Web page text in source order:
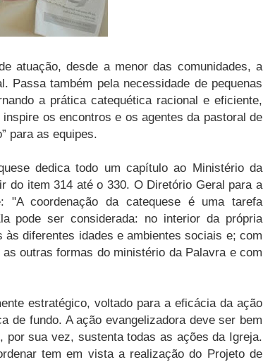
atuação, desde a menor das comunidades, a
Passa também pela necessidade de pequenas
a prática catequética racional e eficiente,
os encontros e os agentes da pastoral de
para as equipes.
dedica todo um capítulo ao Ministério da
do item 314 até o 330. O Diretório Geral para a
"A coordenação da catequese é uma tarefa
pode ser considerada: no interior da própria
diferentes idades e ambientes sociais e; com
outras formas do ministério da Palavra e com
estratégico, voltado para a eficácia da ação
de fundo. A ação evangelizadora deve ser bem
por sua vez, sustenta todas as ações da Igreja.
tem em vista a realização do Projeto de